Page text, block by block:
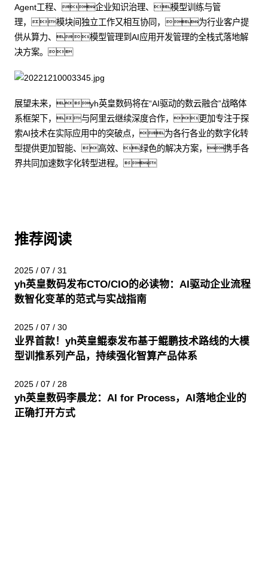
Agent工程、企业知识治理、模型训练与管
理，模块间独立工作又相互协同，为行业客户提
供从算力、模型管理到AI应用开发管理的全栈式落地解
决方案。
展望未来，yh英皇数码将在“AI驱动的数云融合”战略体
系框架下，与阿里云继续深度合作，更加专注于探
索AI技术在实际应用中的突破点，为各行各业的数字化转
型提供更加智能、高效、绿色的解决方案，携手各
界共同加速数字化转型进程。
推荐阅读
2025 / 07 / 31
yh英皇数码发布CTO/CIO的必读物：AI驱动企业流程
数智化变革的范式与实战指南
2025 / 07 / 30
业界首款！yh英皇鲲泰发布基于鲲鹏技术路线的大模
型训推系列产品，持续强化智算产品体系
2025 / 07 / 28
yh英皇数码李晨龙：AI for Process，AI落地企业的
正确打开方式